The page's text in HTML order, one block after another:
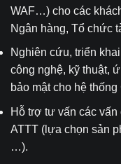
WAF…) cho các
Ngân hàng, Tổ chức
Nghiên cứu, triển
công nghệ, kỹ thuật,
bảo mật cho hệ
Hỗ trợ tư vấn các
ATTT (lựa chọn sản
…).